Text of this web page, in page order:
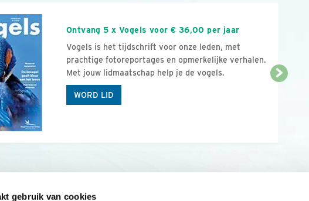
gebruik van cookies
Ontvang 5 x Vogels voor € 36,00 per jaar
Vogels is het tijdschrift voor onze leden, met
prachtige fotoreportages en opmerkelijke verhalen.
Met jouw lidmaatschap help je de vogels.
WORD LID